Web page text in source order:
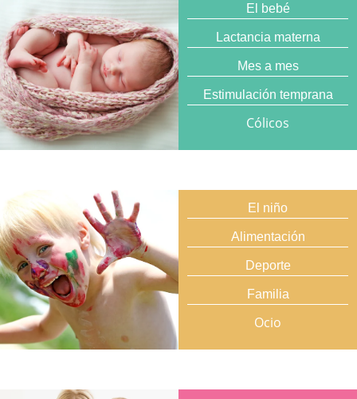
El bebé
Lactancia materna
Mes a mes
Estimulación temprana
Cólicos
El niño
Alimentación
Deporte
Familia
Ocio